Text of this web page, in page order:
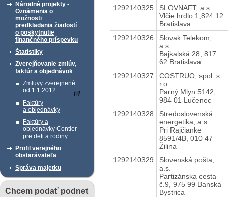
Národné projekty -
Oznámenia o
možnosti
predkladania žiadostí
o poskytnutie
finančného príspevku
Štatistiky
Zverejňovanie zmlúv,
faktúr a objednávok
Zmluvy zverejnené
od 1.1.2012
Faktúry
a objednávky
Faktúry a
objednávky Centier
pre deti a rodiny
Profil verejného
obstarávateľa
Správa majetku
Chcem podať podnet
1292140325
SLOVNAFT, a.s.
Vlčie hrdlo 1,824 12
Bratislava
1292140326
Slovak Telekom,
a.s.
Bajkalská 28, 817
62 Bratislava
1292140327
COSTRUO, spol. s
r.o.
Parný Mlyn 5142,
984 01 Lučenec
1292140328
Stredoslovenská
energetika, a.s.
Pri Rajčianke
8591/4B, 010 47
Žilina
1292140329
Slovenská pošta,
a.s.
Partizánska cesta
č.9, 975 99 Banská
Bystrica